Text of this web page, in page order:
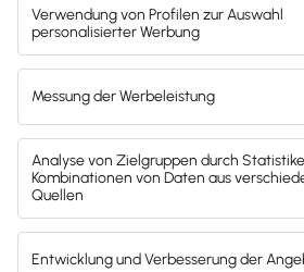
Datenschutzregeln verarbeitet
behältst du die volle Kontrolle über
personenbezogene Daten –
rechtskonform.
Made in Germany